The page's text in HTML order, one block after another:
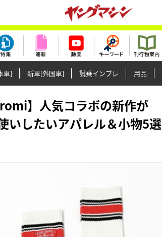
車] 新車[外国車] 試乗インプレ 用品
】人気コラボの新作が
いしたいアパレル＆小物5選